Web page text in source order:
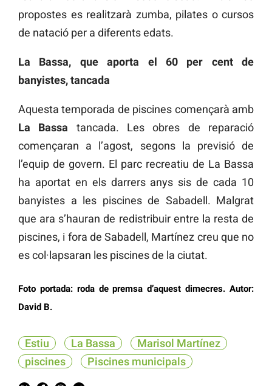
propostes es realitzarà zumba, pilates o cursos
de natació per a diferents edats.
La Bassa, que aporta el 60 per cent de
banyistes, tancada
Aquesta temporada de piscines començarà amb
La Bassa tancada. Les obres de reparació
començaran a l’agost, segons la previsió de
l’equip de govern. El parc recreatiu de La Bassa
ha aportat en els darrers anys sis de cada 10
banyistes a les piscines de Sabadell. Malgrat
que ara s’hauran de redistribuir entre la resta de
piscines, i fora de Sabadell, Martínez creu que no
es col·lapsaran les piscines de la ciutat.
Foto portada: roda de premsa d’aquest dimecres. Autor:
David B.
Estiu La Bassa
Marisol Martínez
piscines
Piscines municipals